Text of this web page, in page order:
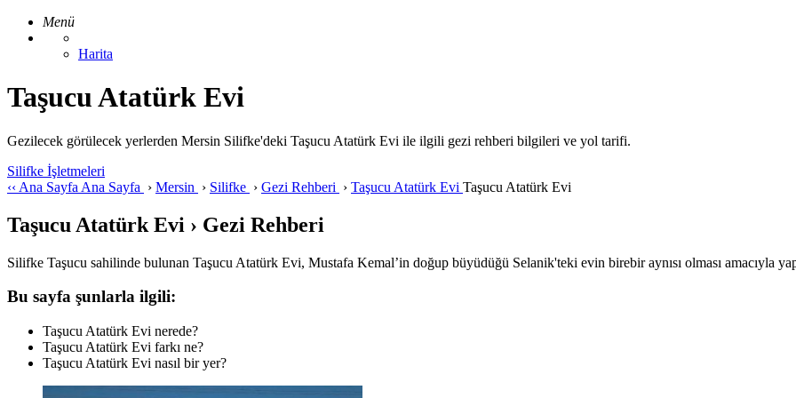
Menü
Harita
Taşucu Atatürk Evi
Gezilecek görülecek yerlerden Mersin Silifke'deki Taşucu Atatürk Evi ile ilgili gezi rehberi bilgileri ve yol tarifi.
Silifke İşletmeleri
‹‹ Ana Sayfa Ana Sayfa › Mersin › Silifke › Gezi Rehberi › Taşucu Atatürk Evi Taşucu Atatürk Evi
Taşucu Atatürk Evi › Gezi Rehberi
Silifke Taşucu sahilinde bulunan Taşucu Atatürk Evi, Mustafa Kemal’in doğup büyüdüğü Selanik'teki evin birebir aynısı olması amacıyla
Bu sayfa şunlarla ilgili:
Taşucu Atatürk Evi nerede?
Taşucu Atatürk Evi farkı ne?
Taşucu Atatürk Evi nasıl bir yer?